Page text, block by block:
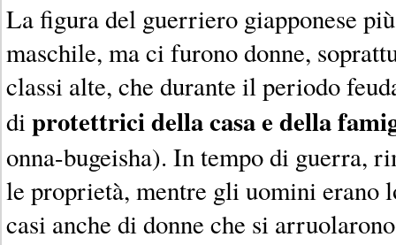
La figura del guerriero giapponese
maschile, ma ci furono donne,
classi alte, che durante il periodo
diprotettrici della casa e della
onna-bugeisha). In tempo di guerra,
le proprietà, mentre gli uomini erano
casi anche di donne che si